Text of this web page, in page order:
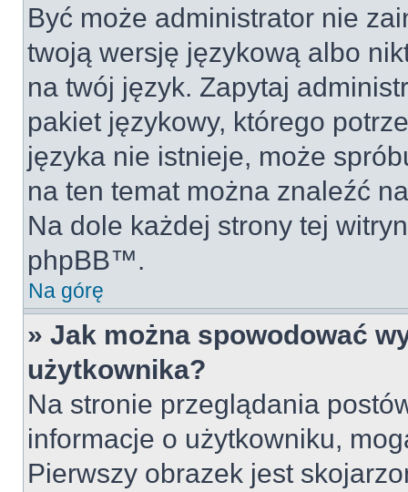
Być może administrator nie
twoją wersję językową albo
na twój język. Zapytaj
pakiet językowy, którego
języka nie istnieje, może
na ten temat można znaleźć
Na dole każdej strony tej
phpBB™.
Na górę
» Jak można spowodować
użytkownika?
Na stronie przeglądania
informacje o użytkowniku,
Pierwszy obrazek jest